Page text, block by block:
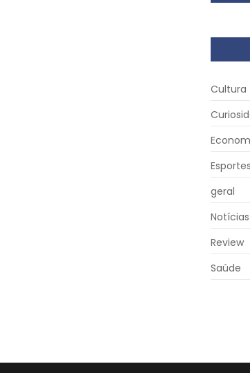
Cultura
Esportes
geral
Notícias
Review
Saúde